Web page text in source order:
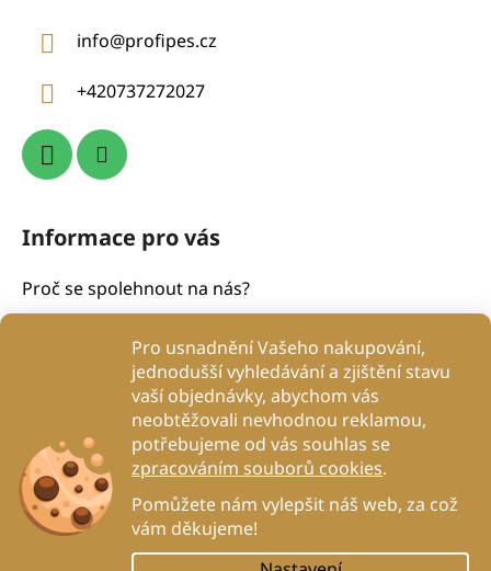
Pro usnadnění Vašeho nakupování,
jednodušší vyhledávání a zjištění stavu
vaší objednávky, abychom vás
neobtěžovali nevhodnou reklamou,
potřebujeme od vás souhlas se
zpracováním souborů cookies.
Pomůžete nám vylepšit náš web, za což
vám děkujeme!
info@profipes.cz
+420737272027
Informace pro vás
Proč se spolehnout na nás?
Obchodní podmínky
Podmínky ochrany osobních údajů
Proč to děláme?
Blog
DogRehab